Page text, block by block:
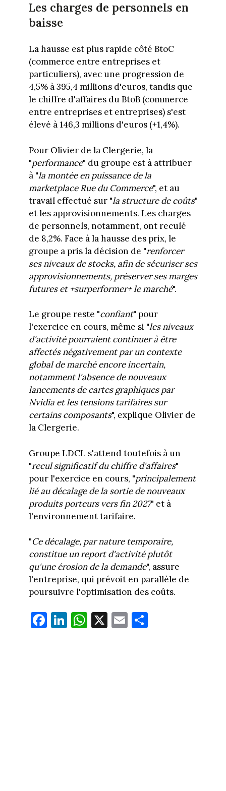
Les charges de personnels en
baisse
La hausse est plus rapide côté BtoC
(commerce entre entreprises et
particuliers), avec une progression de
4,5% à 395,4 millions d'euros, tandis que
le chiffre d'affaires du BtoB (commerce
entre entreprises et entreprises) s'est
élevé à 146,3 millions d'euros (+1,4%).
Pour Olivier de la Clergerie, la
"performance" du groupe est à attribuer
à "la montée en puissance de la
marketplace Rue du Commerce", et au
travail effectué sur "la structure de coûts"
et les approvisionnements. Les charges
de personnels, notamment, ont reculé
de 8,2%. Face à la hausse des prix, le
groupe a pris la décision de "renforcer
ses niveaux de stocks, afin de sécuriser ses
approvisionnements, préserver ses marges
futures et +surperformer+ le marché".
Le groupe reste "confiant" pour
l'exercice en cours, même si "les niveaux
d'activité pourraient continuer à être
affectés négativement par un contexte
global de marché encore incertain,
notamment l'absence de nouveaux
lancements de cartes graphiques par
Nvidia et les tensions tarifaires sur
certains composants", explique Olivier de
la Clergerie.
Groupe LDCL s'attend toutefois à un
"recul significatif du chiffre d'affaires"
pour l'exercice en cours, "principalement
lié au décalage de la sortie de nouveaux
produits porteurs vers fin 2027" et à
l'environnement tarifaire.
"Ce décalage, par nature temporaire,
constitue un report d'activité plutôt
qu'une érosion de la demande", assure
l'entreprise, qui prévoit en parallèle de
poursuivre l'optimisation des coûts.
Fa
ce
Li
nk
W
ha
X E
m
Pa
rt